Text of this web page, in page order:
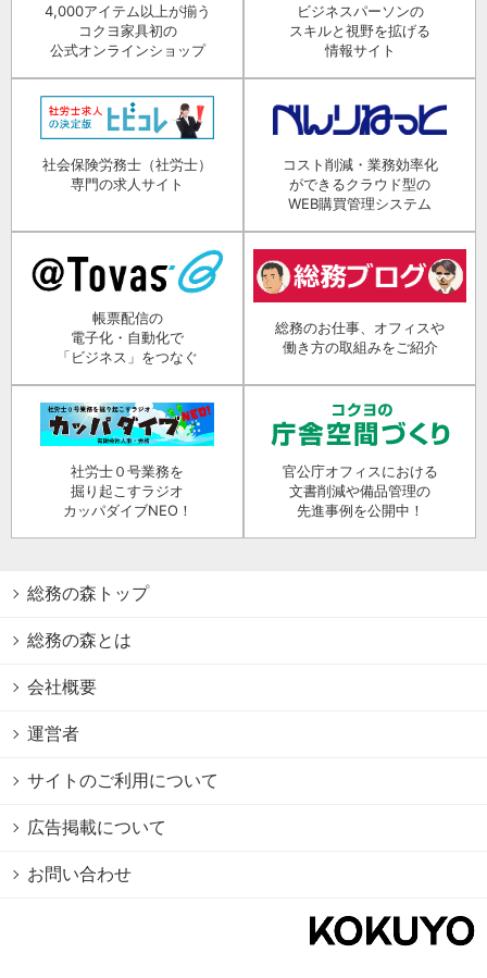
4,000アイテム以上が揃う
コクヨ家具初の
公式オンラインショップ
ビジネスパーソンの
スキルと視野を拡げる
情報サイト
社会保険労務士（社労士）
専門の求人サイト
コスト削減・業務効率化
ができるクラウド型の
WEB購買管理システム
帳票配信の
電子化・自動化で
「ビジネス」をつなぐ
総務のお仕事、オフィスや
働き方の取組みをご紹介
社労士０号業務を
掘り起こすラジオ
カッパダイブNEO！
官公庁オフィスにおける
文書削減や備品管理の
先進事例を公開中！
総務の森トップ
総務の森とは
会社概要
運営者
サイトのご利用について
広告掲載について
お問い合わせ